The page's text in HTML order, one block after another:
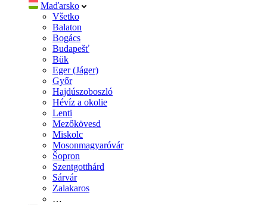
Maďarsko
Všetko
Balaton
Bogács
Budapešť
Bük
Eger (Jáger)
Győr
Hajdúszoboszló
Hévíz a okolie
Lenti
Mezőkövesd
Miskolc
Mosonmagyaróvár
Šopron
Szentgotthárd
Sárvár
Zalakaros
…